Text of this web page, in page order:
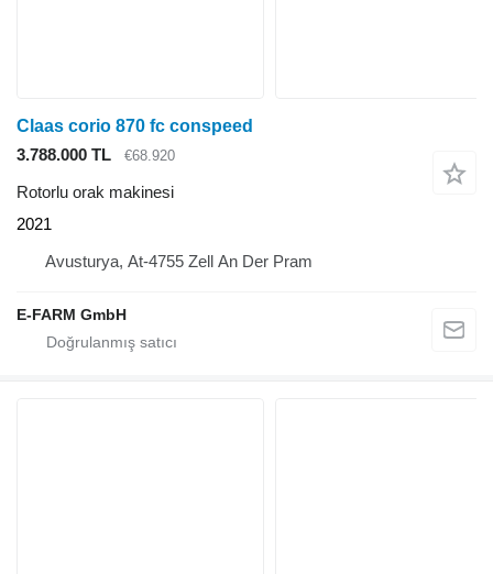
Claas corio 870 fc conspeed
3.788.000 TL
€68.920
Rotorlu orak makinesi
2021
Avusturya, At-4755 Zell An Der Pram
E-FARM GmbH